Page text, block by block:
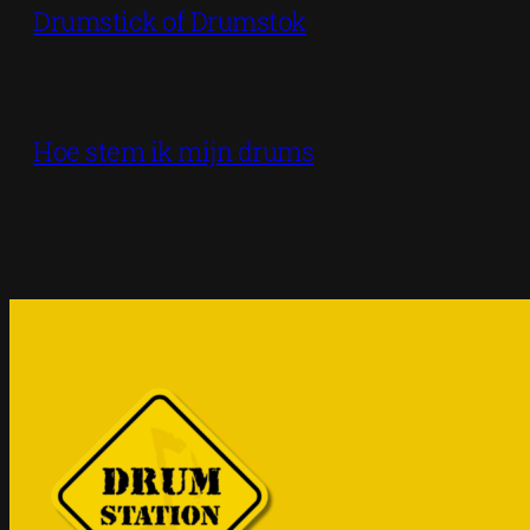
Drumstick of Drumstok
Hoe stem ik mijn drums